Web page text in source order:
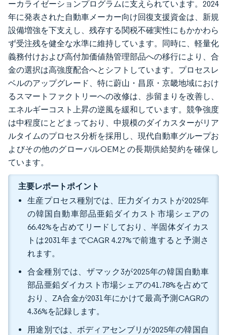
ーカライゼーションプログラムに支えられています。2024
年に発表された自動車メーカー向け回復支援資金は、新規
設備増強を下支えし、残存する関税不確実性にもかかわら
ず受注残を健全な水準に維持しています。同時に、軽量化
義務付けおよび高付加価値熱管理部品への移行により、合
金の選択は高強度配合へとシフトしています。プロセスレ
ベルのアップグレード、特に蔚山・昌原・京畿地域におけ
るスマートファクトリーへの改修は、歩留まりを改善し、
エネルギーコスト上昇の逆風を緩和しています。競争強度
は中程度にとどまっており、中規模のダイカスターがリア
ルタイムのプロセス分析を採用し、現代自動車グループお
よびその他のグローバルOEMとの長期供給契約を確保し
ています。
主要レポートポイント
生産プロセス種別では、圧力ダイカストが2025年
の韓国自動車部品亜鉛ダイカスト市場シェアの
66.42%を占めてリードしており、半固体ダイカス
トは2031年までCAGR 4.27%で前進すると予測さ
れます。
合金種別では、ザマック3が2025年の韓国自動車
部品亜鉛ダイカスト市場シェアの41.78%を占めて
おり、ZA合金が2031年にかけて最高予測CAGRの
4.36%を記録します。
用途別では、ボディアセンブリが2025年の韓国自